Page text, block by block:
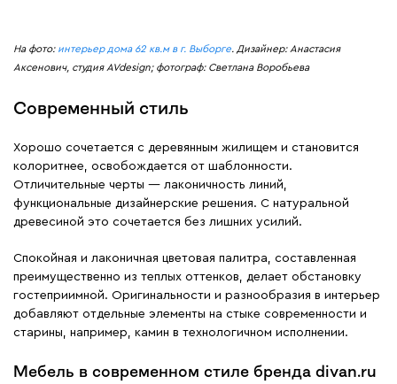
На фото: интерьер дома 62 кв.м в г. Выборге. Дизайнер: Анастасия
Аксенович, студия AVdesign; фотограф: Светлана Воробьева
Современный стиль
Хорошо сочетается с деревянным жилищем и становится
колоритнее, освобождается от шаблонности.
Отличительные черты — лаконичность линий,
функциональные дизайнерские решения. С натуральной
древесиной это сочетается без лишних усилий.
Спокойная и лаконичная цветовая палитра, составленная
преимущественно из теплых оттенков, делает обстановку
гостеприимной. Оригинальности и разнообразия в интерьер
добавляют отдельные элементы на стыке современности и
старины, например, камин в технологичном исполнении.
Мебель в современном стиле бренда divan.ru